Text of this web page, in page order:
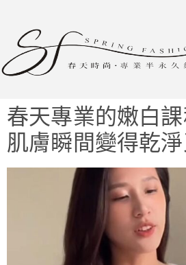
春天專業的嫩白
肌膚瞬間變得乾